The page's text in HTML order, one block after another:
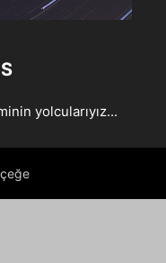
yolcularıyız...